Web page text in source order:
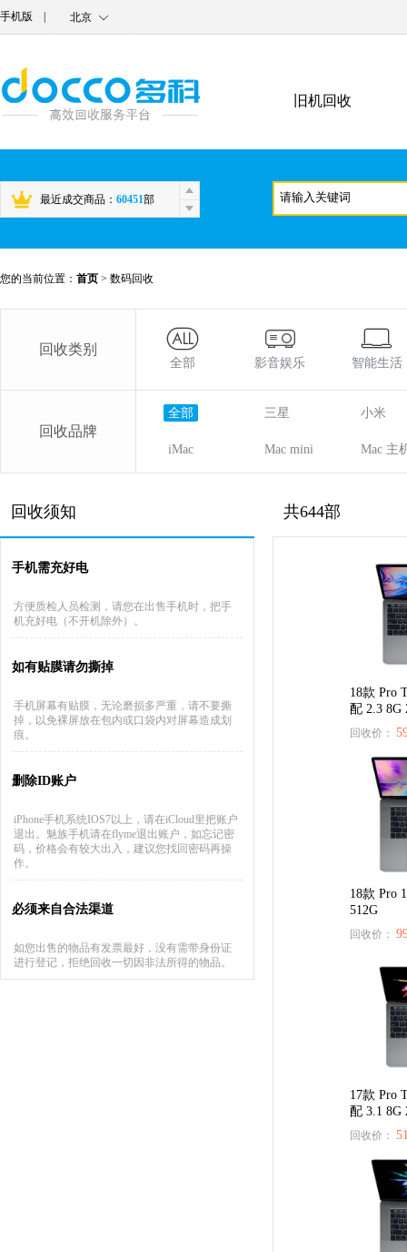
手机版 北京
旧机回收
最近成交商品： 60451部
您的当前位置： 首页 > 数码回收
回收类别
全部 影音娱乐 智能生活
回收品牌
全部 三星 小米
iMac Mac mini Mac 主
回收须知
手机需充好电
方便质检人员检测，请您在出售手机时，把手
机充好电（不开机除外）。
如有贴膜请勿撕掉
手机屏幕有贴膜，无论磨损多严重，请不要撕
掉，以免裸屏放在包内或口袋内对屏幕造成划
痕。
删除ID账户
iPhone手机系统IOS7以上，请在iCloud里把账户
退出。魅族手机请在flyme退出账户，如忘记密
码，价格会有较大出入，建议您找回密码再操
作。
必须来自合法渠道
如您出售的物品有发票最好，没有需带身份证
进行登记，拒绝回收一切因非法所得的物品。
共644部
18款 Pro
配 2.3 8G
回收价：
18款 Pro
512G
回收价：
17款 Pro
配 3.1 8G
回收价：